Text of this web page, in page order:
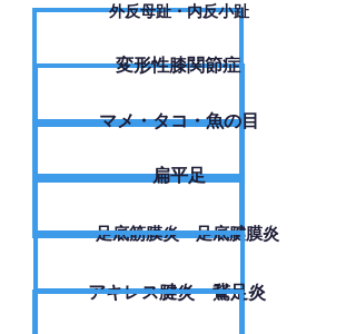
外反母趾・内反小趾
変形性膝関節症
​マメ・タコ・魚の目
扁平足
足底筋膜炎・足底腱膜炎
アキレス腱炎・鵞足炎